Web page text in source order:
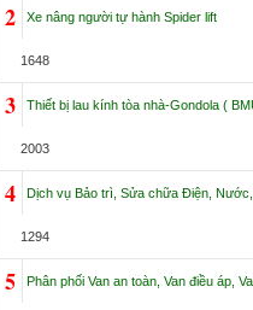
2 Xe nâng người tự hành Spider lift
1648
3 Thiết bị lau kính tòa nhà-Gondola (
2003
4 Dịch vụ Bảo trì, Sửa chữa Điện,
1294
5 Phân phối Van an toàn, Van điều áp,